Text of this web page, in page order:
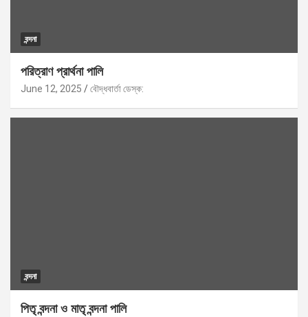
বন্দনা
পরিত্রাণ প্রার্থনা পালি
June 12, 2025 বৌদ্ধবার্তা ডেস্ক:
বন্দনা
পিতৃ বন্দনা ও মাতৃ বন্দনা পালি